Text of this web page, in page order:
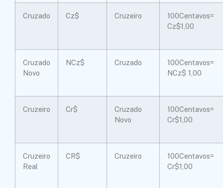
Cruzado Cz$ Cruzeiro
100Centavos=
Cz$1,00
Cruzado
Novo
NCz$ Cruzado
100Centavos=
NCz$ 1,00
Cruzeiro Cr$
Cruzado
Novo
100Centavos=
Cr$1,00
Cruzeiro
Real
CR$ Cruzeiro
100Centavos=
Cr$1,00